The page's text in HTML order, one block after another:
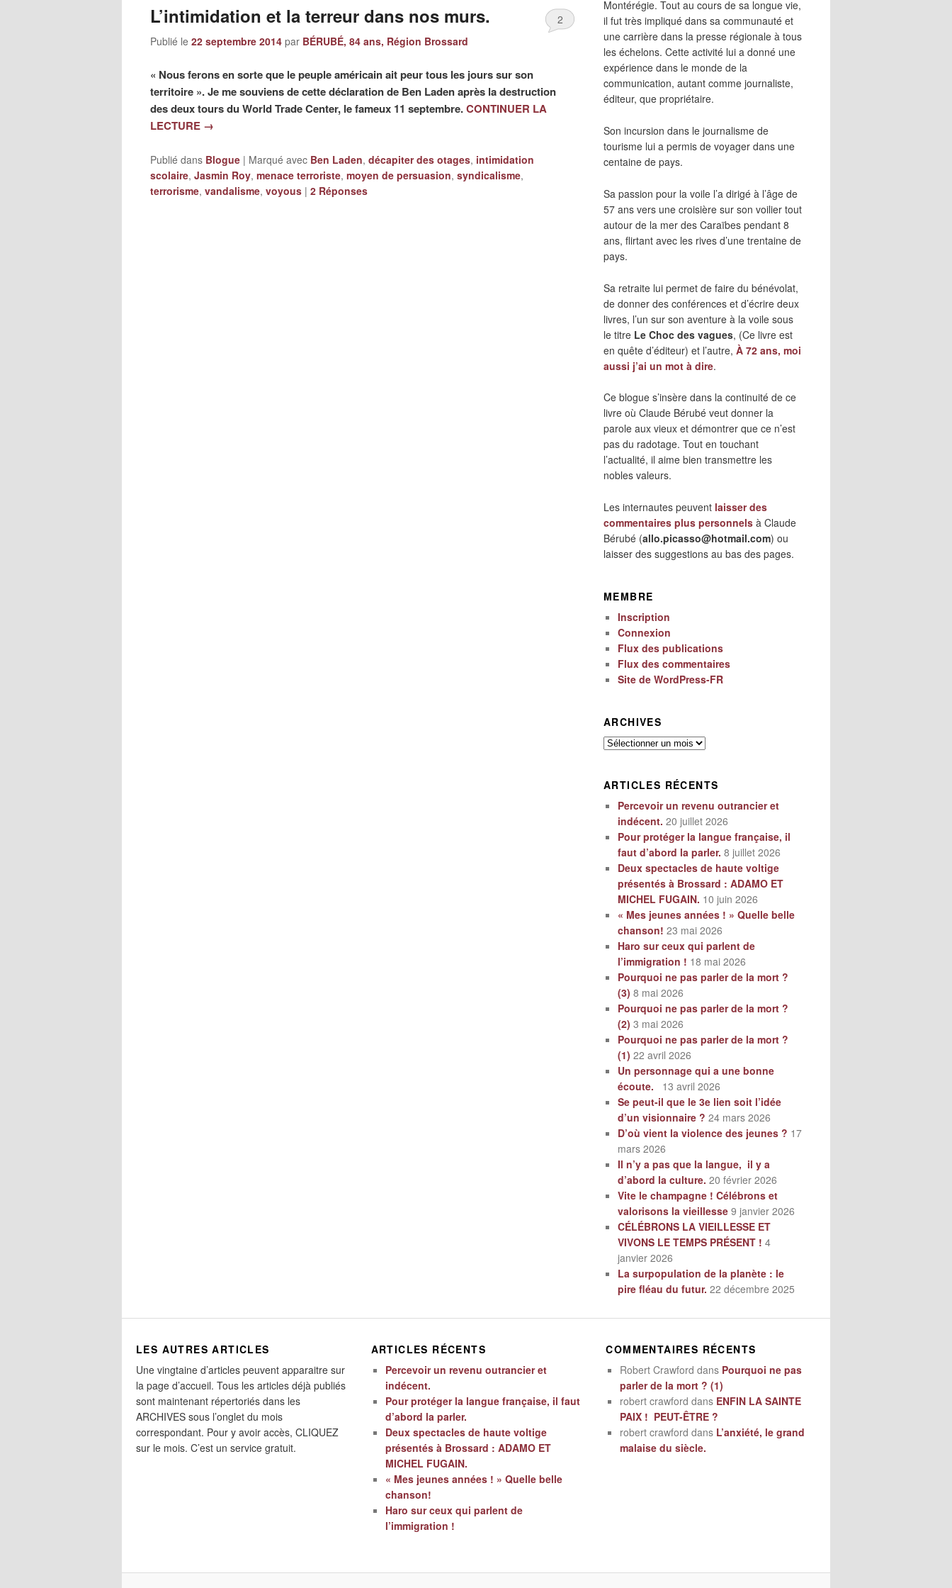
L’intimidation et la terreur dans nos murs.
Publié le 22 septembre 2014 par BÉRUBÉ, 84 ans, Région Brossard
2
« Nous ferons en sorte que le peuple américain ait peur tous les jours sur son
territoire ». Je me souviens de cette déclaration de Ben Laden après la destruction
des deux tours du World Trade Center, le fameux 11 septembre.CONTINUER LA
LECTURE →
Publié dans Blogue | Marqué avec Ben Laden, décapiter des otages, intimidation
scolaire, Jasmin Roy, menace terroriste, moyen de persuasion, syndicalisme,
terrorisme, vandalisme, voyous | 2 Réponses
Montérégie. Tout au cours de sa longue vie,
il fut très impliqué dans sa communauté et
une carrière dans la presse régionale à tous
les échelons. Cette activité lui a donné une
expérience dans le monde de la
communication, autant comme journaliste,
éditeur, que propriétaire.
Son incursion dans le journalisme de
tourisme lui a permis de voyager dans une
centaine de pays.
Sa passion pour la voile l’a dirigé à l’âge de
57 ans vers une croisière sur son voilier tout
autour de la mer des Caraïbes pendant 8
ans, flirtant avec les rives d’une trentaine de
pays.
Sa retraite lui permet de faire du bénévolat,
de donner des conférences et d’écrire deux
livres, l’un sur son aventure à la voile sous
le titre Le Choc des vagues, (Ce livre est
en quête d’éditeur) et l’autre, À 72 ans, moi
aussi j’ai un mot à dire.
Ce blogue s’insère dans la continuité de ce
livre où Claude Bérubé veut donner la
parole aux vieux et démontrer que ce n’est
pas du radotage. Tout en touchant
l’actualité, il aime bien transmettre les
nobles valeurs.
Les internautes peuvent laisser des
commentaires plus personnels à Claude
Bérubé (allo.picasso@hotmail.com) ou
laisser des suggestions au bas des pages.
MEMBRE
Inscription
Connexion
Flux des publications
Flux des commentaires
Site de WordPress-FR
ARCHIVES
Archives
ARTICLES RÉCENTS
Percevoir un revenu outrancier et
indécent. 20 juillet 2026
Pour protéger la langue française, il
faut d’abord la parler. 8 juillet 2026
Deux spectacles de haute voltige
présentés à Brossard : ADAMO ET
MICHEL FUGAIN. 10 juin 2026
« Mes jeunes années ! » Quelle belle
chanson! 23 mai 2026
Haro sur ceux qui parlent de
l’immigration ! 18 mai 2026
Pourquoi ne pas parler de la mort ?
(3) 8 mai 2026
Pourquoi ne pas parler de la mort ?
(2) 3 mai 2026
Pourquoi ne pas parler de la mort ?
(1) 22 avril 2026
Un personnage qui a une bonne
écoute.
13 avril 2026
Se peut-il que le 3e lien soit l’idée
d’un visionnaire ? 24 mars 2026
D’où vient la violence des jeunes ? 17
mars 2026
Il n’y a pas que la langue, il y a
d’abord la culture. 20 février 2026
Vite le champagne ! Célébrons et
valorisons la vieillesse 9 janvier 2026
CÉLÉBRONS LA VIEILLESSE ET
VIVONS LE TEMPS PRÉSENT ! 4
janvier 2026
La surpopulation de la planète : le
pire fléau du futur. 22 décembre 2025
LES AUTRES ARTICLES
Une vingtaine d’articles peuvent apparaitre sur
la page d’accueil. Tous les articles déjà publiés
sont maintenant répertoriés dans les
ARCHIVES sous l’onglet du mois
correspondant. Pour y avoir accès, CLIQUEZ
sur le mois. C’est un service gratuit.
ARTICLES RÉCENTS
Percevoir un revenu outrancier et
indécent.
Pour protéger la langue française, il faut
d’abord la parler.
Deux spectacles de haute voltige
présentés à Brossard : ADAMO ET
MICHEL FUGAIN.
« Mes jeunes années ! » Quelle belle
chanson!
Haro sur ceux qui parlent de
l’immigration !
COMMENTAIRES RÉCENTS
Robert Crawford dans Pourquoi ne pas
parler de la mort ? (1)
robert crawford dans ENFIN LA SAINTE
PAIX ! PEUT-ÊTRE ?
robert crawford dans L’anxiété, le grand
malaise du siècle.